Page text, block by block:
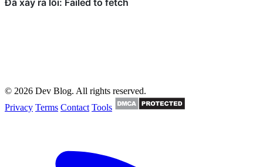
© 2026 Dev Blog. All rights reserved.
Privacy Terms Contact Tools